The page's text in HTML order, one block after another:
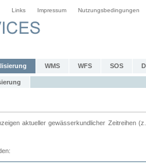
Links Impressum Nutzungsbedingungen
WMS WFS SOS
aktueller gewässerkundlicher Zeitreihen